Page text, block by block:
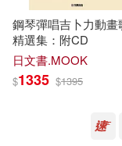
ふわパリ伯爵
みぞね(1)
鋼琴彈唱吉卜力動畫
精選集：附CD
日文書.MOOK
$1335 $1395